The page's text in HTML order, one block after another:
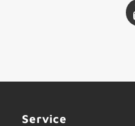
Service